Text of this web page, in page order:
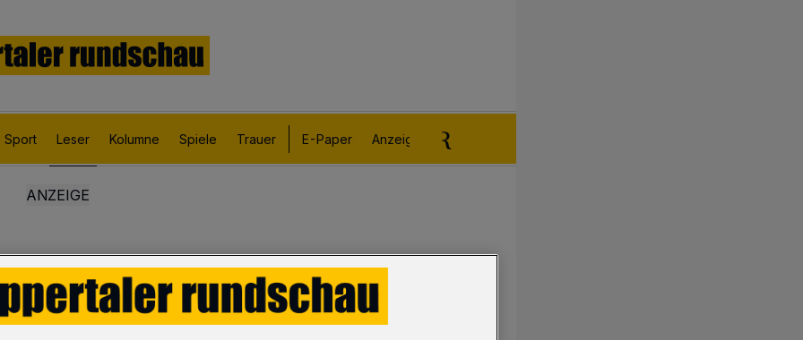
Sport Leser Kolumne Spiele Trauer E-Paper Anzeigen aufgeben